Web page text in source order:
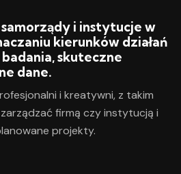
i instytucje w
kierunków działań
skuteczne
dane.
i kreatywni, z takim
firmą czy instytucją i
projekty.